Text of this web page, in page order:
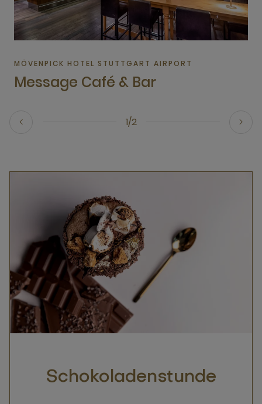
1/2
MÖVENPICK HOTEL STUTTGART AIRPORT
Message Café & Bar
Schokoladenstunde